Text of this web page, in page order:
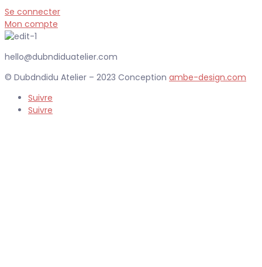
Se connecter
Mon compte
hello@dubndiduatelier.com
© Dubdndidu Atelier – 2023 Conception ambe-design.com
Suivre
Suivre